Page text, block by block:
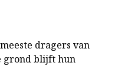
dragers van
grond blijft hun